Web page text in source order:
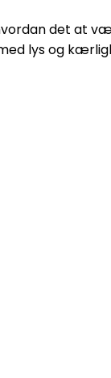
det at
lys og